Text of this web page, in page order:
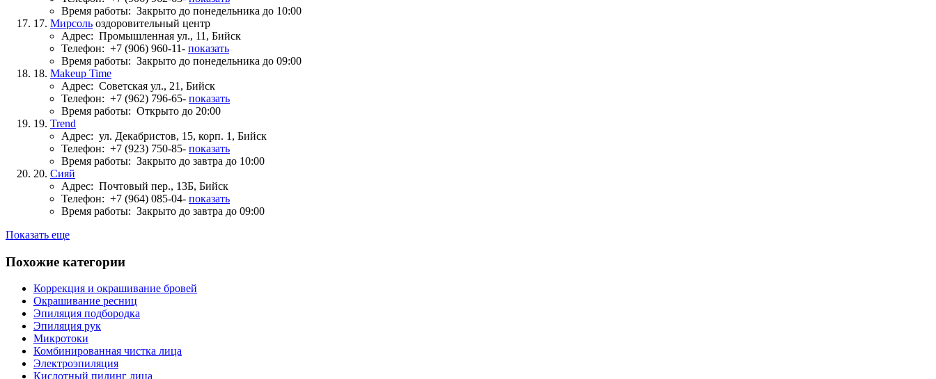
Время работы: Закрыто до понедельника до 10:00
17. Мирсоль оздоровительный центр
Адрес: Промышленная ул., 11, Бийск
Телефон: +7 (906) 960-11- показать
Время работы: Закрыто до понедельника до 09:00
18. Makeup Time
Адрес: Советская ул., 21, Бийск
Телефон: +7 (962) 796-65- показать
Время работы: Открыто до 20:00
19. Trend
Адрес: ул. Декабристов, 15, корп. 1, Бийск
Телефон: +7 (923) 750-85- показать
Время работы: Закрыто до завтра до 10:00
20. Сияй
Адрес: Почтовый пер., 13Б, Бийск
Телефон: +7 (964) 085-04- показать
Время работы: Закрыто до завтра до 09:00
Показать еще
Похожие категории
Коррекция и окрашивание бровей
Окрашивание ресниц
Эпиляция подбородка
Эпиляция рук
Микротоки
Комбинированная чистка лица
Электроэпиляция
Кислотный пилинг лица